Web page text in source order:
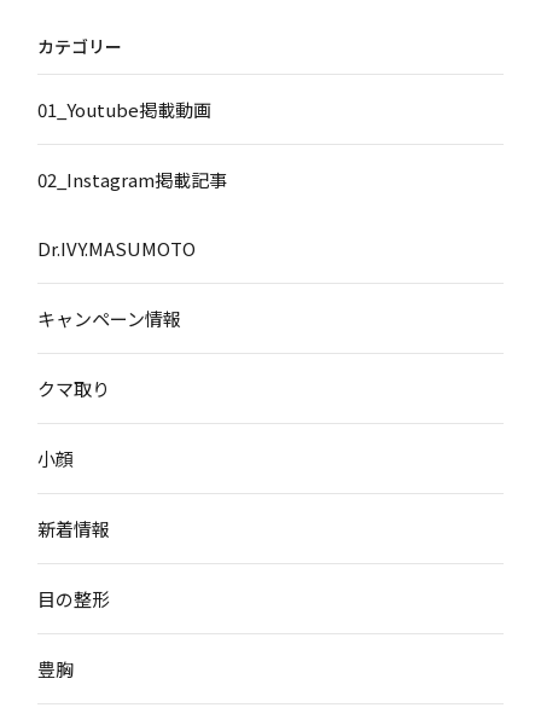
カテゴリー
01_Youtube掲載動画
02_Instagram掲載記事
Dr.IVY.MASUMOTO
キャンペーン情報
クマ取り
小顔
新着情報
目の整形
豊胸